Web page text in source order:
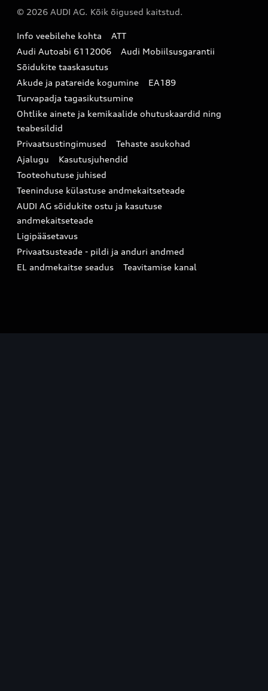
Audi konfiguraator (konfiguraator on inglisekeelne)
Garantiitingimused
Broneeri teenindus
Infopäring
Audi uudised
myAudi
Uudiskiri
© 2026 AUDI AG. Kõik õigused kaitstud.
Info veebilehe kohta
ATT
Audi Autoabi 6112006
Audi Mobiilsusgarantii
Sõidukite taaskasutus
Akude ja patareide kogumine
EA189
Turvapadja tagasikutsumine
Ohtlike ainete ja kemikaalide ohutuskaardid ning
teabesildid
Privaatsustingimused
Tehaste asukohad
Ajalugu
Kasutusjuhendid
Tooteohutuse juhised
Teeninduse külastuse andmekaitseteade
AUDI AG sõidukite ostu ja kasutuse
andmekaitseteade
Ligipääsetavus
Privaatsusteade - pildi ja anduri andmed
EL andmekaitse seadus
Teavitamise kanal